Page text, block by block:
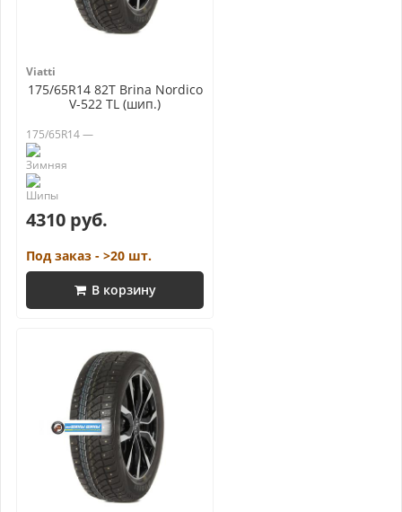
Viatti
175/65R14 82T Brina Nordico
V-522 TL (шип.)
175/65R14 —
4310 руб.
Под заказ - >20 шт.
В корзину